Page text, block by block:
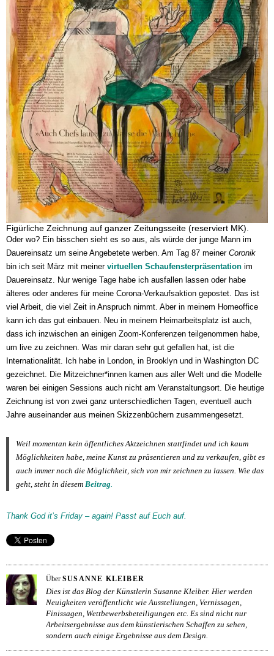
Figürliche Zeichnung auf ganzer Zeitungsseite (reserviert MK).
Oder wo? Ein bisschen sieht es so aus, als würde der junge Mann im
Dauereinsatz um seine Angebetete werben. Am Tag 87 meiner Coronik
bin ich seit März mit meiner virtuellen Schaufensterpräsentation im
Dauereinsatz. Nur wenige Tage habe ich ausfallen lassen oder habe
älteres oder anderes für meine Corona-Verkaufsaktion gepostet. Das ist
viel Arbeit, die viel Zeit in Anspruch nimmt. Aber in meinem Homeoffice
kann ich das gut einbauen. Neu in meinem Heimarbeitsplatz ist auch,
dass ich inzwischen an einigen Zoom-Konferenzen teilgenommen habe,
um live zu zeichnen. Was mir daran sehr gut gefallen hat, ist die
Internationalität. Ich habe in London, in Brooklyn und in Washington DC
gezeichnet. Die Mitzeichner*innen kamen aus aller Welt und die Modelle
waren bei einigen Sessions auch nicht am Veranstaltungsort. Die heutige
Zeichnung ist von zwei ganz unterschiedlichen Tagen, eventuell auch
Jahre auseinander aus meinen Skizzenbüchern zusammengesetzt.
Weil momentan kein öffentliches Aktzeichnen stattfindet und ich kaum
Möglichkeiten habe, meine Kunst zu präsentieren und zu verkaufen, gibt es
auch immer noch die Möglichkeit, sich von mir zeichnen zu lassen. Wie das
geht, steht in diesem Beitrag.
Thank God it’s Friday – again! Passt auf Euch auf.
Über SUSANNE KLEIBER
Dies ist das Blog der Künstlerin Susanne Kleiber. Hier werden
Neuigkeiten veröffentlicht wie Ausstellungen, Vernissagen,
Finissagen, Wettbewerbsbeteiligungen etc. Es sind nicht nur
Arbeitsergebnisse aus dem künstlerischen Schaffen zu sehen,
sondern auch einige Ergebnisse aus dem Design.